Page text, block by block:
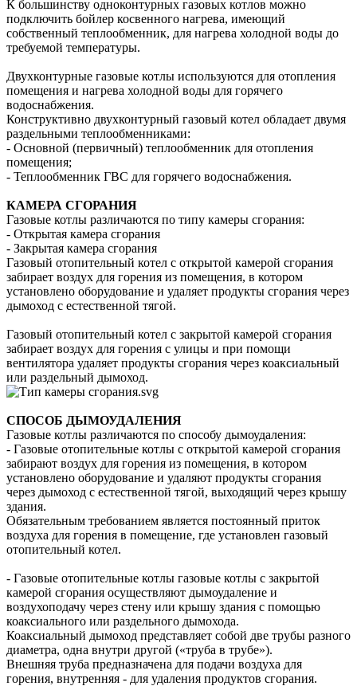
К большинству одноконтурных газовых котлов можно
подключить бойлер косвенного нагрева, имеющий
собственный теплообменник, для нагрева холодной воды до
требуемой температуры.
Двухконтурные газовые котлы используются для отопления
помещения и нагрева холодной воды для горячего
водоснабжения.
Конструктивно двухконтурный газовый котел обладает двумя
раздельными теплообменниками:
- Основной (первичный) теплообменник для отопления
помещения;
- Теплообменник ГВС для горячего водоснабжения.
КАМЕРА СГОРАНИЯ
Газовые котлы различаются по типу камеры сгорания:
- Открытая камера сгорания
- Закрытая камера сгорания
Газовый отопительный котел с открытой камерой сгорания
забирает воздух для горения из помещения, в котором
установлено оборудование и удаляет продукты сгорания через
дымоход с естественной тягой.
Газовый отопительный котел с закрытой камерой сгорания
забирает воздух для горения с улицы и при помощи
вентилятора удаляет продукты сгорания через коаксиальный
или раздельный дымоход.
СПОСОБ ДЫМОУДАЛЕНИЯ
Газовые котлы различаются по способу дымоудаления:
- Газовые отопительные котлы с открытой камерой сгорания
забирают воздух для горения из помещения, в котором
установлено оборудование и удаляют продукты сгорания
через дымоход с естественной тягой, выходящий через крышу
здания.
Обязательным требованием является постоянный приток
воздуха для горения в помещение, где установлен газовый
отопительный котел.
- Газовые отопительные котлы газовые котлы с закрытой
камерой сгорания осуществляют дымоудаление и
воздухоподачу через стену или крышу здания с помощью
коаксиального или раздельного дымохода.
Коаксиальный дымоход представляет собой две трубы разного
диаметра, одна внутри другой («труба в трубе»).
Внешняя труба предназначена для подачи воздуха для
горения, внутренняя - для удаления продуктов сгорания.